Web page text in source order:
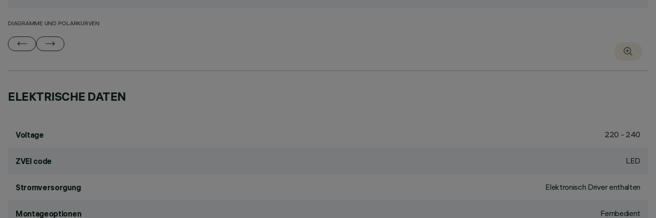
DIAGRAMME UND POLARKURVEN
ELEKTRISCHE DATEN
Voltage 220 - 240
ZVEI code LED
Stromversorgung Elektronisch Driver enthalten
Montageoptionen Fernbedient